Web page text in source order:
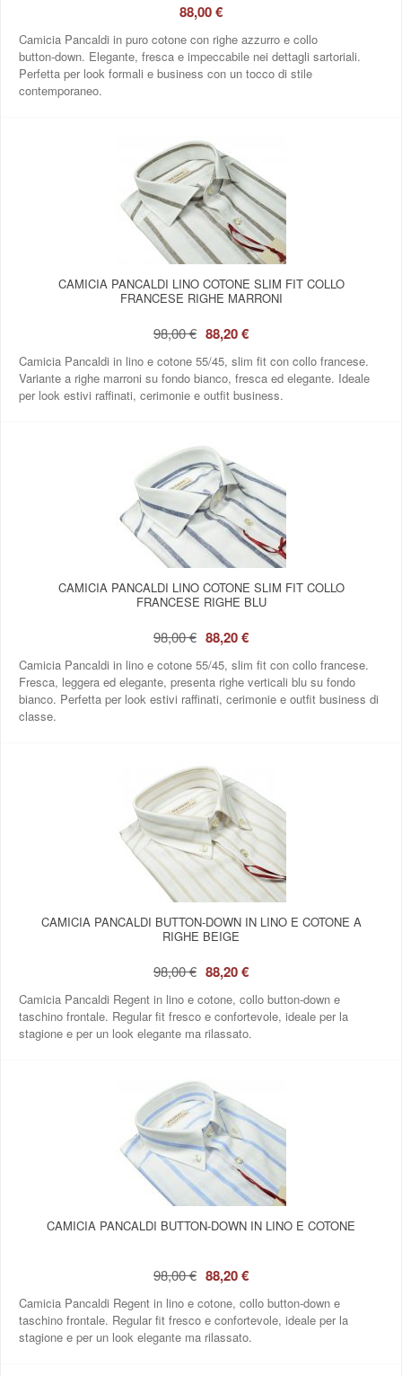
88,00 €
Camicia Pancaldi in puro cotone con righe azzurro e collo
button‑down. Elegante, fresca e impeccabile nei dettagli sartoriali.
Perfetta per look formali e business con un tocco di stile
contemporaneo.
CAMICIA PANCALDI LINO COTONE SLIM FIT COLLO
FRANCESE RIGHE MARRONI
98,00 € 88,20 €
Camicia Pancaldi in lino e cotone 55/45, slim fit con collo francese.
Variante a righe marroni su fondo bianco, fresca ed elegante. Ideale
per look estivi raffinati, cerimonie e outfit business.
CAMICIA PANCALDI LINO COTONE SLIM FIT COLLO
FRANCESE RIGHE BLU
98,00 € 88,20 €
Camicia Pancaldi in lino e cotone 55/45, slim fit con collo francese.
Fresca, leggera ed elegante, presenta righe verticali blu su fondo
bianco. Perfetta per look estivi raffinati, cerimonie e outfit business di
classe.
CAMICIA PANCALDI BUTTON‑DOWN IN LINO E COTONE A
RIGHE BEIGE
98,00 € 88,20 €
Camicia Pancaldi Regent in lino e cotone, collo button‑down e
taschino frontale. Regular fit fresco e confortevole, ideale per la
stagione e per un look elegante ma rilassato.
CAMICIA PANCALDI BUTTON‑DOWN IN LINO E COTONE
98,00 € 88,20 €
Camicia Pancaldi Regent in lino e cotone, collo button‑down e
taschino frontale. Regular fit fresco e confortevole, ideale per la
stagione e per un look elegante ma rilassato.